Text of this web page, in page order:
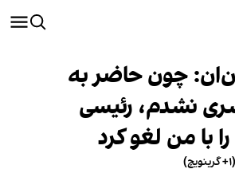
چون حاضر به
نشدم، رئیسی
با من لغو کرد